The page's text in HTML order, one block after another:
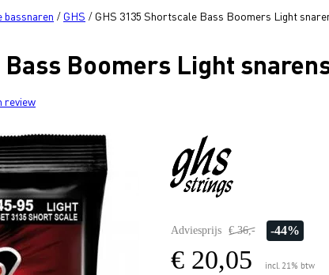
bassnaren / GHS / GHS 3135 Shortscale Bass Boomers Light
Bass Boomers Light
review
Adviesprijs € 36,- -44%
€ 20,05 incl. 21% btw